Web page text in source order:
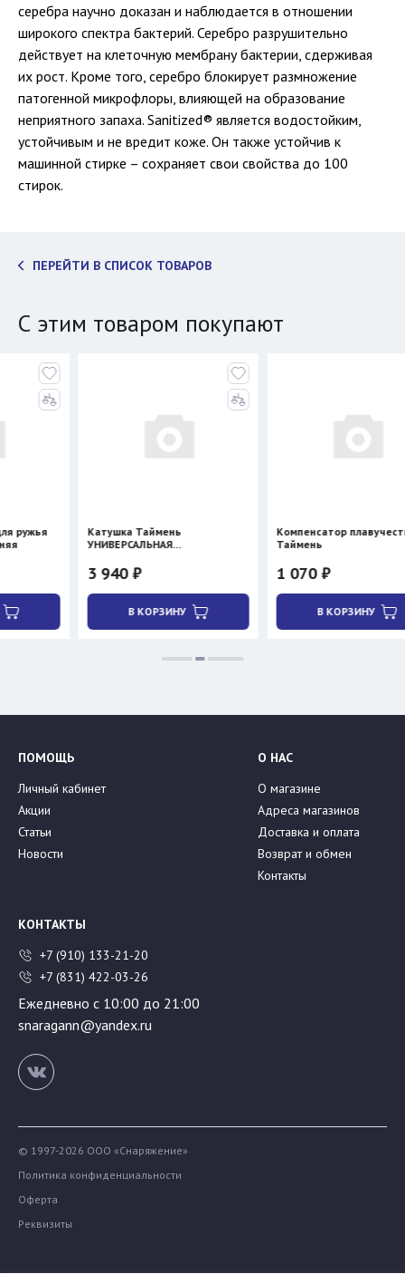
серебра научно доказан и наблюдается в отношении
широкого спектра бактерий. Серебро разрушительно
действует на клеточную мембрану бактерии, сдерживая
их рост. Кроме того, серебро блокирует размножение
патогенной микрофлоры, влияющей на образование
неприятного запаха. Sanitized® является водостойким,
устойчивым и не вредит коже. Он также устойчив к
машинной стирке – сохраняет свои свойства до 100
стирок.
ПЕРЕЙТИ В СПИСОК ТОВАРОВ
С этим товаром покупают
Катушка Таймень
УНИВЕРСАЛЬНАЯ
3 940 ₽
В КОРЗИНУ
Компенсатор плавучести
Таймень
1 070 ₽
В КОРЗИНУ
ПОМОЩЬ
Личный кабинет
Акции
Статьи
Новости
О НАС
О магазине
Адреса магазинов
Доставка и оплата
Возврат и обмен
Контакты
КОНТАКТЫ
+7 (910) 133-21-20
+7 (831) 422-03-26
Ежедневно с 10:00 до 21:00
snaragann@yandex.ru
© 1997-2026 ООО «Снаряжение»
Политика конфиденциальности
Оферта
Реквизиты